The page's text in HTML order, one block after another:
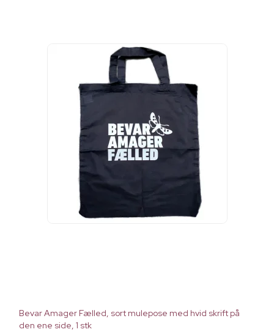
Bevar Amager Fælled, sort mulepose med hvid skrift på
den ene side, 1 stk